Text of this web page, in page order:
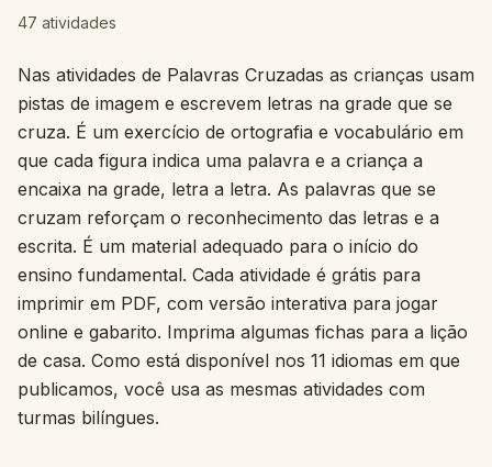
Geradores de fichas
Interativo
Idioma: Português
Entrar
Cadastrar
47 atividades
Nas atividades de Palavras Cruzadas as crianças usam
pistas de imagem e escrevem letras na grade que se
cruza. É um exercício de ortografia e vocabulário em
que cada figura indica uma palavra e a criança a
encaixa na grade, letra a letra. As palavras que se
cruzam reforçam o reconhecimento das letras e a
escrita. É um material adequado para o início do
ensino fundamental. Cada atividade é grátis para
imprimir em PDF, com versão interativa para jogar
online e gabarito. Imprima algumas fichas para a lição
de casa. Como está disponível nos 11 idiomas em que
publicamos, você usa as mesmas atividades com
turmas bilíngues.